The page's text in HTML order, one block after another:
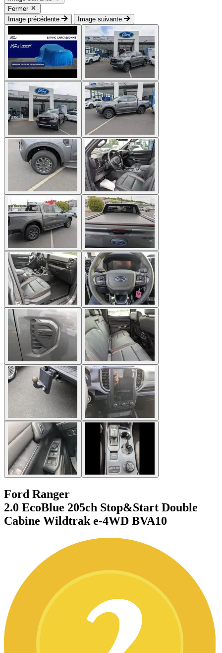
Fermer
Image précédente
Image suivante
Ford Ranger
2.0 EcoBlue 205ch Stop&Start Double
Cabine Wildtrak e-4WD BVA10